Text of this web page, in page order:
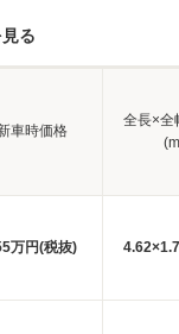
る
車時価格
全長×全
万円(税抜)